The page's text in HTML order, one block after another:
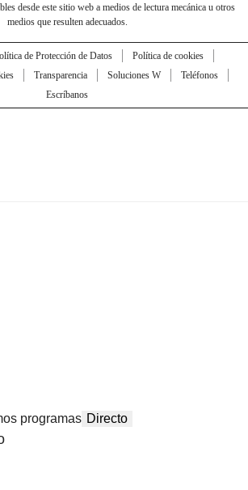
desde este sitio web a medios de lectura mecánica u otros
medios que resulten adecuados.
de Protección de Datos
Política de cookies
Transparencia Soluciones W
Teléfonos
Escríbanos
programas Directo